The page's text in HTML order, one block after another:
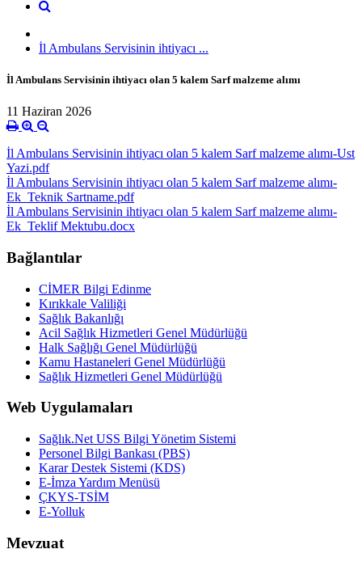
İl Ambulans Servisinin ihtiyacı ...
İl Ambulans Servisinin ihtiyacı olan 5 kalem Sarf malzeme alımı
11 Haziran 2026
İl Ambulans Servisinin ihtiyacı olan 5 kalem Sarf malzeme alımı-Ust
Yazi.pdf
İl Ambulans Servisinin ihtiyacı olan 5 kalem Sarf malzeme alımı-
Ek_Teknik Sartname.pdf
İl Ambulans Servisinin ihtiyacı olan 5 kalem Sarf malzeme alımı-
Ek_Teklif Mektubu.docx
Bağlantılar
CİMER Bilgi Edinme
Kırıkkale Valiliği
Sağlık Bakanlığı
Acil Sağlık Hizmetleri Genel Müdürlüğü
Halk Sağlığı Genel Müdürlüğü
Kamu Hastaneleri Genel Müdürlüğü
Sağlık Hizmetleri Genel Müdürlüğü
Web Uygulamaları
Sağlık.Net USS Bilgi Yönetim Sistemi
Personel Bilgi Bankası (PBS)
Karar Destek Sistemi (KDS)
E-İmza Yardım Menüsü
ÇKYS-TSİM
E-Yolluk
Mevzuat